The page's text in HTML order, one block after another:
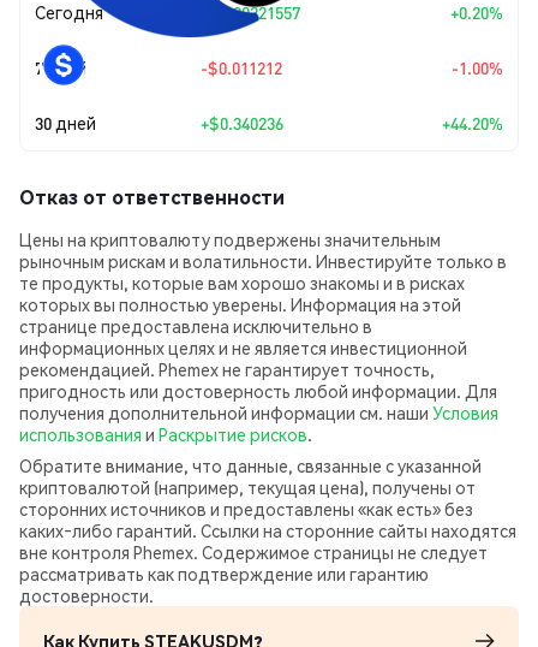
Сегодня $0.00221557 +0.20%
7 дней -$0.011212 -1.00%
30 дней +$0.340236 +44.20%
Отказ от ответственности
Цены на криптовалюту подвержены значительным
рыночным рискам и волатильности. Инвестируйте только в
те продукты, которые вам хорошо знакомы и в рисках
которых вы полностью уверены. Информация на этой
странице предоставлена исключительно в
информационных целях и не является инвестиционной
рекомендацией. Phemex не гарантирует точность,
пригодность или достоверность любой информации. Для
получения дополнительной информации см. наши Условия
использования и Раскрытие рисков.
Обратите внимание, что данные, связанные с указанной
криптовалютой (например, текущая цена), получены от
сторонних источников и предоставлены «как есть» без
каких‑либо гарантий. Ссылки на сторонние сайты находятся
вне контроля Phemex. Содержимое страницы не следует
рассматривать как подтверждение или гарантию
достоверности.
Как Купить STEAKUSDM?